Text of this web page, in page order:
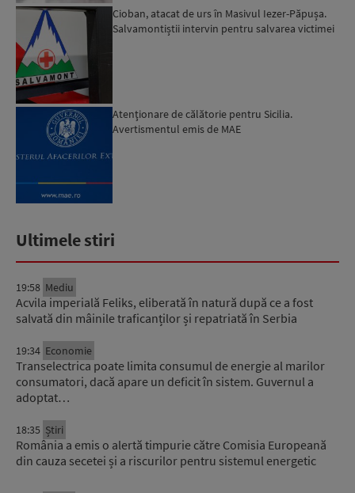
Cioban, atacat de urs în Masivul Iezer-Păpușa.
Salvamontiștii intervin pentru salvarea victimei
Atenţionare de călătorie pentru Sicilia.
Avertismentul emis de MAE
Ultimele stiri
19:58 Mediu
Acvila imperială Feliks, eliberată în natură după ce a fost
salvată din mâinile traficanților și repatriată în Serbia
19:34 Economie
Transelectrica poate limita consumul de energie al marilor
consumatori, dacă apare un deficit în sistem. Guvernul a
adoptat…
18:35 Știri
România a emis o alertă timpurie către Comisia Europeană
din cauza secetei și a riscurilor pentru sistemul energetic